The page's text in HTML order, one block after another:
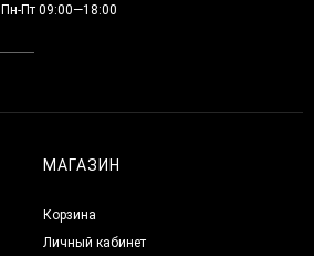
Пн-Пт 09:00—18:00
МАГАЗИН
Корзина
Личный кабинет